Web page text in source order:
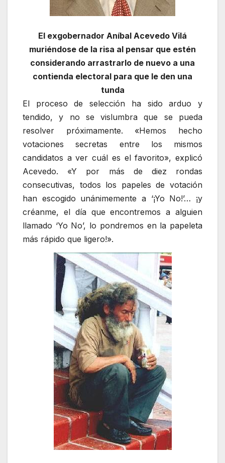
El exgobernador Aníbal Acevedo Vilá
muriéndose de la risa al pensar que estén
considerando arrastrarlo de nuevo a una
contienda electoral para que le den una
tunda
El proceso de selección ha sido arduo y
tendido, y no se vislumbra que se pueda
resolver próximamente. «Hemos hecho
votaciones secretas entre los mismos
candidatos a ver cuál es el favorito», explicó
Acevedo. «Y por más de diez rondas
consecutivas, todos los papeles de votación
han escogido unánimemente a ‘¡Yo No!’… ¡y
créanme, el día que encontremos a alguien
llamado ‘Yo No’, lo pondremos en la papeleta
más rápido que ligero!».